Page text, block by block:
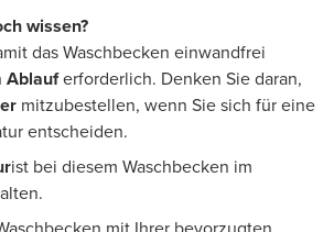
wissen?
das Waschbecken einwandfrei
Ablauferforderlich. Denken Sie daran,
mitzubestellen, wenn Sie sich für eine
entscheiden.
ist bei diesem Waschbecken im